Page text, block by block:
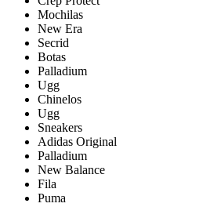
Mochilas
New Era
Secrid
Botas
Palladium
Ugg
Chinelos
Ugg
Sneakers
Adidas Original
Palladium
New Balance
Fila
Puma